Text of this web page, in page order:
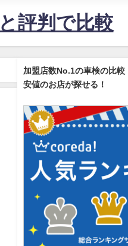
評判で比較
加盟店数No.1の車検の比較
安値のお店が探せる！